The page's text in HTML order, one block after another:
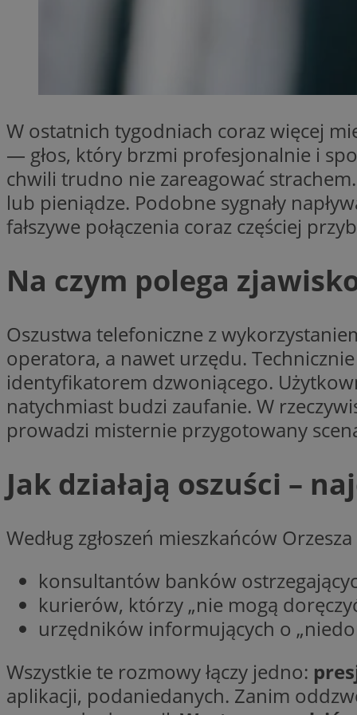
W ostatnich tygodniach coraz więcej
— głos, który brzmi profesjonalnie i
chwili trudno nie zareagować
lub pieniądze. Podobne sygnały
fałszywe połączenia coraz częściej
Na czym polega
Oszustwa telefoniczne z
operatora, a nawet urzędu.
identyfikatorem dzwoniącego.
natychmiast budzi zaufanie. W
prowadzi misternie przygotowany
Jak działają oszuści –
Według zgłoszeń mieszkańców
konsultantów banków
kurierów, którzy „nie mogą
urzędników informujących o
Wszystkie te rozmowy łączy jedno:
aplikacji, podaniedanych. Zanim
__cf_bm
CookieScriptConsent
Nazwa
_clck
_clsk
_ga_1ZETYXEVYH
FCCDCF
Nazwa
__gads
ANONCHK
__Secure-
ROLLOUT_TOKEN
_fbp
Nazwa
openstat_gid
__Secure-YNID